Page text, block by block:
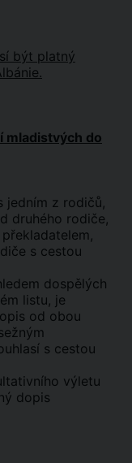
být platný
mladistvých do
jedním z rodičů,
druhého rodiče,
s cestou
dospělých
listu, je
od obou
s cestou
výletu
dopis